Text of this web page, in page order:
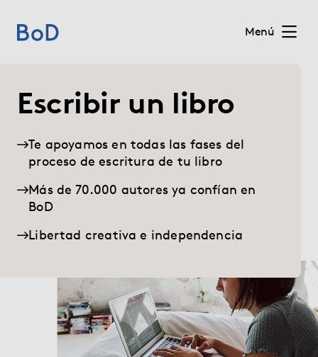
Menú
Servicios
Quiénes somos
Librería
Escribir un libro
Te apoyamos en todas las fases del
proceso de escritura de tu libro
Más de 70.000 autores ya confían en
BoD
Libertad creativa e independencia